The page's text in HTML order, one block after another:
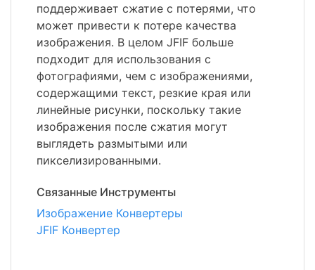
поддерживает сжатие с потерями, что
может привести к потере качества
изображения. В целом JFIF больше
подходит для использования с
фотографиями, чем с изображениями,
содержащими текст, резкие края или
линейные рисунки, поскольку такие
изображения после сжатия могут
выглядеть размытыми или
пикселизированными.
Связанные Инструменты
Изображение Конвертеры
JFIF Конвертер